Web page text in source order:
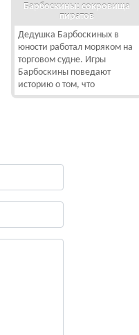
Барбоскины: сокровища
пиратов
Дедушка Барбоскиных в
юности работал моряком на
торговом судне. Игры
Барбоскины поведают
историю о том, что